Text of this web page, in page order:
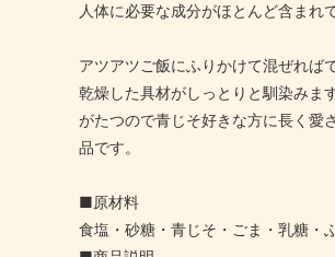
人体に必要な成分がほとんど含まれ
アツアツご飯にふりかけて混ぜれば
乾燥した具材がしっとりと馴染みま
がたつので青じそ好きな方に長く愛
品です。
■原材料
食塩・砂糖・青じそ・ごま・乳糖・